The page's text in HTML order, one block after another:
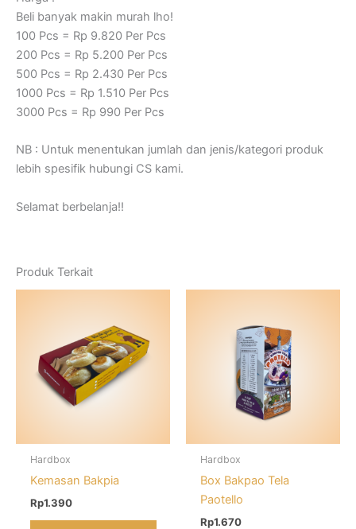
Beli banyak makin murah lho!
100 Pcs = Rp 9.820 Per Pcs
200 Pcs = Rp 5.200 Per Pcs
500 Pcs = Rp 2.430 Per Pcs
1000 Pcs = Rp 1.510 Per Pcs
3000 Pcs = Rp 990 Per Pcs
NB : Untuk menentukan jumlah dan jenis/kategori produk
lebih spesifik hubungi CS kami.
Selamat berbelanja!!
Produk Terkait
Hardbox
Kemasan Bakpia
Rp1.390
Hardbox
Box Bakpao Tela
Paotello
Rp1.670